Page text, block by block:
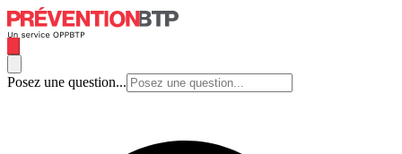
Posez une question...